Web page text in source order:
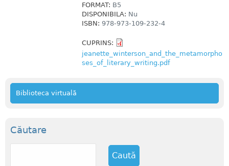
FORMAT: B5
DISPONIBILA: Nu
ISBN: 978-973-109-232-4
CUPRINS:
jeanette_winterson_and_the_metamorpho
ses_of_literary_writing.pdf
Biblioteca virtuală
Căutare
C